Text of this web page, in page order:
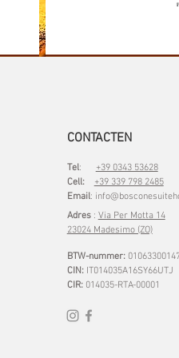
CONTACTEN
Tel: +39 0343 53628
Cell: +39 339 798 2485
Email:
Adres: Via Per Motta 14
23024 Madesimo (ZO)
BTW-nummer:
CIN:IT014035A16SY66UTJ
CIR:014035-RTA-00001